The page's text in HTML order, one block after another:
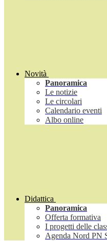
Novità
Panoramica
Le notizie
Le circolari
Calendario eventi
Albo online
Didattica
Panoramica
Offerta formativa
I progetti delle
Agenda Nord PN